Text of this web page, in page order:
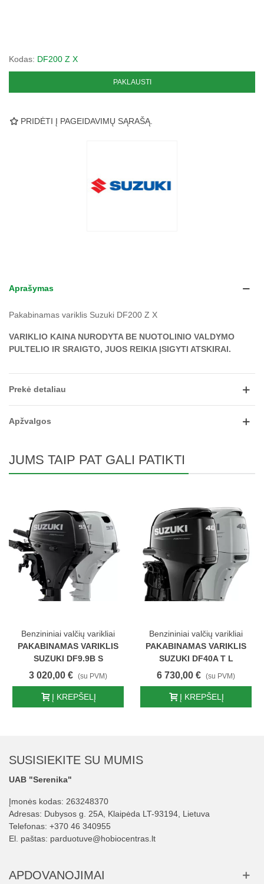
Kodas: DF200 Z X
PAKLAUSTI
PRIDĖTI Į PAGEIDAVIMŲ SĄRAŠĄ.
Aprašymas
Pakabinamas variklis Suzuki DF200 Z X
VARIKLIO KAINA NURODYTA BE NUOTOLINIO VALDYMO
PULTELIO IR SRAIGTO, JUOS REIKIA ĮSIGYTI ATSKIRAI.
Prekė detaliau
Apžvalgos
JUMS TAIP PAT GALI PATIKTI
Benzininiai valčių varikliai
PAKABINAMAS VARIKLIS
SUZUKI DF9.9B S
3 020,00 € (su PVM)
Į KREPŠELĮ
Benzininiai valčių varikliai
PAKABINAMAS VARIKLIS
SUZUKI DF40A T L
6 730,00 € (su PVM)
Į KREPŠELĮ
SUSISIEKITE SU MUMIS
UAB "Serenika"
Įmonės kodas: 263248370
Adresas: Dubysos g. 25A, Klaipėda LT-93194, Lietuva
Telefonas: +370 46 340955
El. paštas: parduotuve@hobiocentras.lt
APDOVANOJIMAI